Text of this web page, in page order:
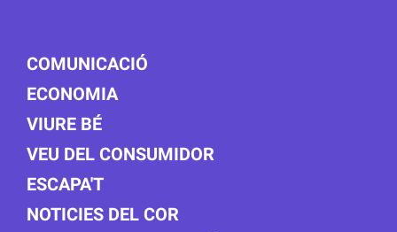
COMUNICACIÓ
ECONOMIA
VIURE BÉ
VEU DEL CONSUMIDOR
ESCAPA'T
NOTICIES DEL COR